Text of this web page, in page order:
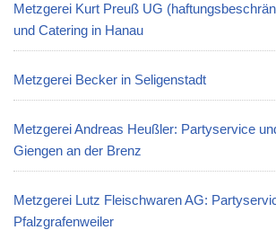
Metzgerei Kurt Preuß UG
und Catering in Hanau
Metzgerei Becker in Seligenstadt
Metzgerei Andreas Heußler: Partyservice
Giengen an der Brenz
Metzgerei Lutz Fleischwaren AG:
Pfalzgrafenweiler